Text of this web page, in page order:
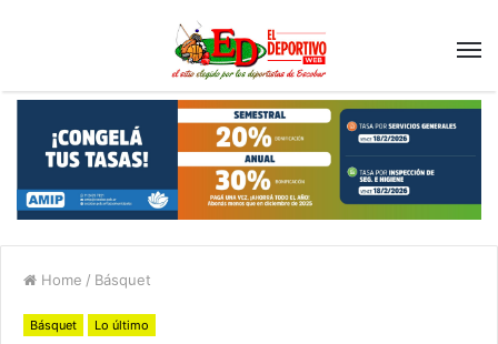
Home / Básquet
Básquet Lo último